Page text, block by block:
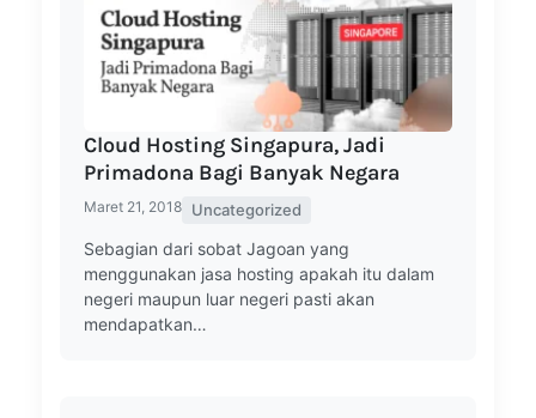
Cloud Hosting Singapura, Jadi
Primadona Bagi Banyak Negara
Maret 21, 2018 Uncategorized
Sebagian dari sobat Jagoan yang
menggunakan jasa hosting apakah itu dalam
negeri maupun luar negeri pasti akan
mendapatkan…